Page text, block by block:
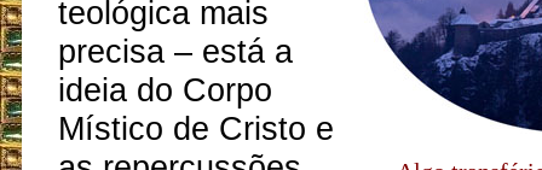
teológica mais
precisa – está a
ideia do Corpo
Místico de Cristo e